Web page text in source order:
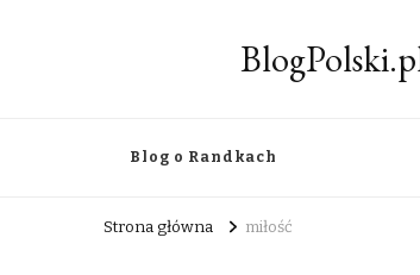
Blog o Randkach
Strona główna miłość